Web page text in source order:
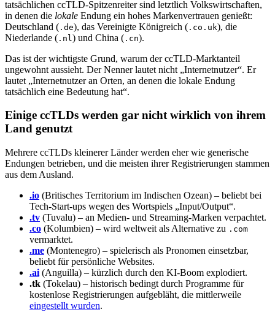
tatsächlichen ccTLD-Spitzenreiter sind letztlich Volkswirtschaften,
in denen die lokale Endung ein hohes Markenvertrauen genießt:
Deutschland ( .de), das Vereinigte Königreich ( .co.uk), die
Niederlande ( .nl ) und China ( .cn).
Das ist der wichtigste Grund, warum der ccTLD-Marktanteil
ungewohnt aussieht. Der Nenner lautet nicht „Internetnutzer“. Er
lautet „Internetnutzer an Orten, an denen die lokale Endung
tatsächlich eine Bedeutung hat“.
Einige ccTLDs werden gar nicht wirklich von ihrem
Land genutzt
Mehrere ccTLDs kleinerer Länder werden eher wie generische
Endungen betrieben, und die meisten ihrer Registrierungen stammen
aus dem Ausland.
.io (Britisches Territorium im Indischen Ozean) – beliebt bei
Tech-Start-ups wegen des Wortspiels „Input/Output“.
.tv (Tuvalu) – an Medien- und Streaming-Marken verpachtet.
.co (Kolumbien) – wird weltweit als Alternative zu .com
vermarktet.
.me (Montenegro) – spielerisch als Pronomen einsetzbar,
beliebt für persönliche Websites.
.ai (Anguilla) – kürzlich durch den KI-Boom explodiert.
.tk (Tokelau) – historisch bedingt durch Programme für
kostenlose Registrierungen aufgebläht, die mittlerweile
eingestellt wurden.